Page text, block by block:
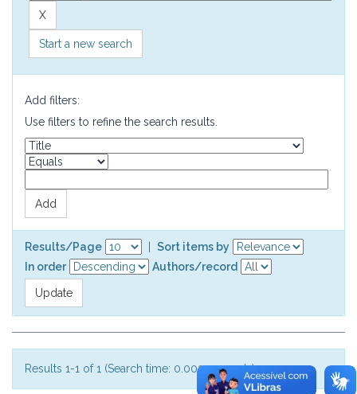
Start a new search
Add filters:
Use filters to refine the search results.
Results/Page
Sort items by
In order
Authors/record
Results 1-1 of 1 (Search time: 0.003 seconds).